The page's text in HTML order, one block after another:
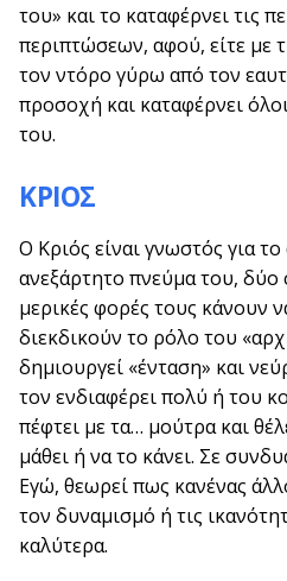
του» και το καταφέρνει τις
περιπτώσεων, αφού, είτε με
τον ντόρο γύρω από τον
προσοχή και καταφέρνει
του.
ΚΡΙΟΣ
Ο Κριός είναι γνωστός για
ανεξάρτητο πνεύμα του, δύο
μερικές φορές τους κάνουν
διεκδικούν το ρόλο του
δημιουργεί «ένταση» και
τον ενδιαφέρει πολύ ή του
πέφτει με τα… μούτρα και
μάθει ή να το κάνει. Σε
Εγώ, θεωρεί πως κανένας
τον δυναμισμό ή τις
καλύτερα.